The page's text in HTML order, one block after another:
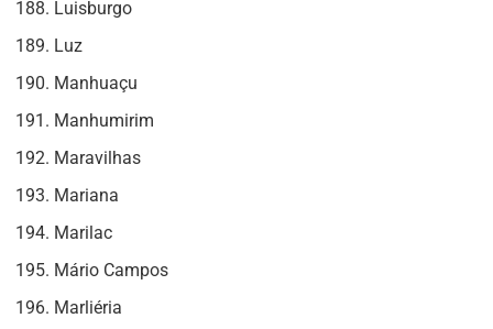
Luisburgo
Luz
Manhuaçu
Manhumirim
Maravilhas
Mariana
Marilac
Mário Campos
Marliéria